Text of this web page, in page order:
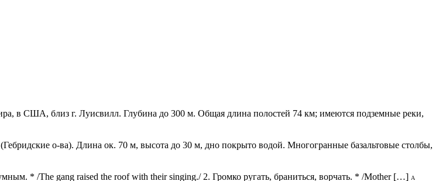
США, близ г. Луисвилл. Глубина до 300 м. Общая длина полостей 74 км; имеются подземные реки,
о-ва). Длина ок. 70 м, высота до 30 м, дно покрыто водой. Многогранные базальтовые столбы,
* /The gang raised the roof with their singing./ 2. Громко ругать, браниться, ворчать. * /Mother […] A